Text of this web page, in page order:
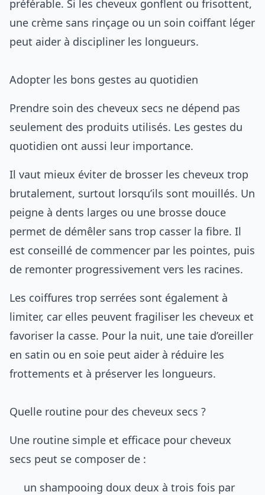
préférable. Si les cheveux gonflent ou frisottent,
une crème sans rinçage ou un soin coiffant léger
peut aider à discipliner les longueurs.
Adopter les bons gestes au quotidien
Prendre soin des cheveux secs ne dépend pas
seulement des produits utilisés. Les gestes du
quotidien ont aussi leur importance.
Il vaut mieux éviter de brosser les cheveux trop
brutalement, surtout lorsqu’ils sont mouillés. Un
peigne à dents larges ou une brosse douce
permet de démêler sans trop casser la fibre. Il
est conseillé de commencer par les pointes, puis
de remonter progressivement vers les racines.
Les coiffures trop serrées sont également à
limiter, car elles peuvent fragiliser les cheveux et
favoriser la casse. Pour la nuit, une taie d’oreiller
en satin ou en soie peut aider à réduire les
frottements et à préserver les longueurs.
Quelle routine pour des cheveux secs ?
Une routine simple et efficace pour cheveux
secs peut se composer de :
un shampooing doux deux à trois fois par